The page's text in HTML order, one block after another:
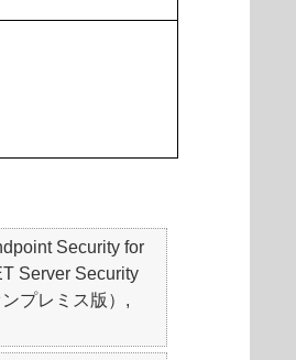
Security for
Server Security
プレミス版）,